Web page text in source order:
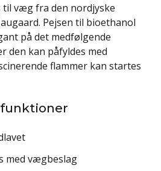
til væg fra den nordjyske
Pejsen til bioethanol
på det medfølgende
den kan påfyldes med
flammer kan startes
med vægbeslag